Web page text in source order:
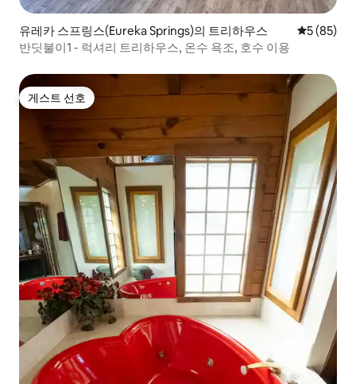
유레카 스프링스(Eureka Springs)의 트리하우스 평점 5점(5
5 (85)
반딧불이1 - 럭셔리 트리하우스, 온수 욕조, 호수 이용
게스트 선호
게스트 선호